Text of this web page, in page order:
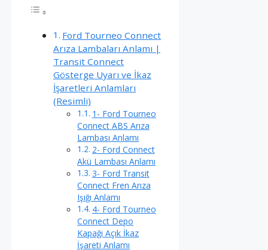
Ford Tourneo Connect
Arıza Lambaları Anlamı |
Transit Connect
Gösterge Uyarı ve İkaz
İşaretleri Anlamları
(Resimli)
1- Ford Tourneo
Connect ABS Arıza
Lambası Anlamı
2- Ford Connect
Akü Lambası Anlamı
3- Ford Transit
Connect Fren Arıza
Işığı Anlamı
4- Ford Tourneo
Connect Depo
Kapağı Açık İkaz
İşareti Anlamı